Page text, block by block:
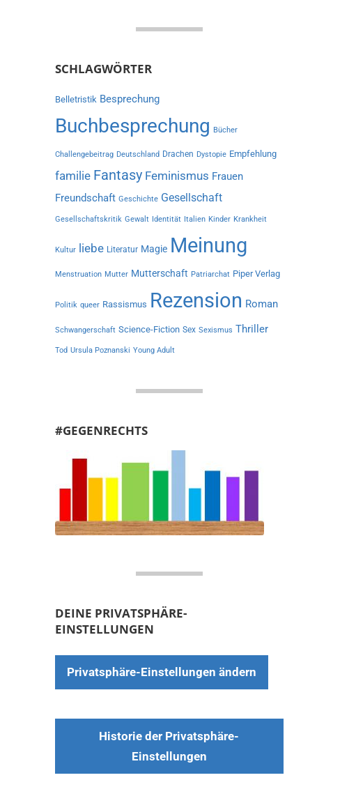
SCHLAGWÖRTER
Belletristik Besprechung
Buchbesprechung Bücher
Challengebeitrag Deutschland Drachen Dystopie Empfehlung
familie Fantasy Feminismus Frauen
Freundschaft Geschichte Gesellschaft
Gesellschaftskritik Gewalt Identität Italien Kinder Krankheit
Kultur liebe Literatur Magie Meinung
Menstruation Mutter Mutterschaft Patriarchat Piper Verlag
Politik queer Rassismus Rezension Roman
Schwangerschaft Science-Fiction Sex Sexismus Thriller
Tod Ursula Poznanski Young Adult
#GEGENRECHTS
DEINE PRIVATSPHÄRE-
EINSTELLUNGEN
Privatsphäre-Einstellungen ändern
Historie der Privatsphäre-
Einstellungen